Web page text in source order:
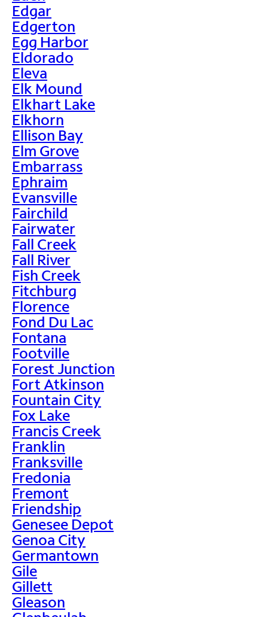
Edgar
Edgerton
Egg Harbor
Eldorado
Eleva
Elk Mound
Elkhart Lake
Elkhorn
Ellison Bay
Elm Grove
Embarrass
Ephraim
Evansville
Fairchild
Fairwater
Fall Creek
Fall River
Fish Creek
Fitchburg
Florence
Fond Du Lac
Fontana
Footville
Forest Junction
Fort Atkinson
Fountain City
Fox Lake
Francis Creek
Franklin
Franksville
Fredonia
Fremont
Friendship
Genesee Depot
Genoa City
Germantown
Gile
Gillett
Gleason